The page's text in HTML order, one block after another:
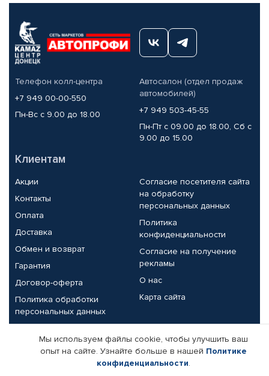
Телефон колл-центра
+7 949 00-00-550
Пн-Вс с 9.00 до 18.00
Автосалон (отдел продаж
автомобилей)
+7 949 503-45-55
Пн-Пт с 09.00 до 18.00, Сб с
9.00 до 15.00
Клиентам
Акции
Контакты
Оплата
Доставка
Обмен и возврат
Гарантия
Договор-оферта
Политика обработки
персональных данных
Согласие посетителя сайта
на обработку
персональных данных
Политика
конфиденциальности
Согласие на получение
рекламы
О нас
Карта сайта
Партнерам
Корпоративным клиентам
Реквизиты компании
Мы используем файлы cookie, чтобы улучшить ваш
опыт на сайте. Узнайте больше в нашей Политике
конфиденциальности.